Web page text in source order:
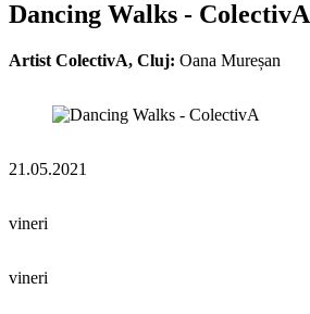
Dancing Walks - ColectivA
Artist ColectivA, Cluj: Oana Mureșan
21.05.2021
vineri
vineri